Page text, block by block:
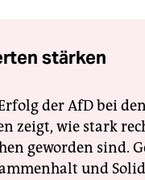
stärken
der AfD bei
zeigt, wie stark
geworden sind.
und